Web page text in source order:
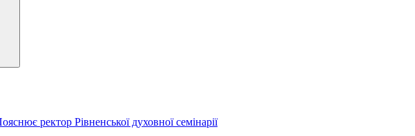
ректор Рівненської духовної семінарії